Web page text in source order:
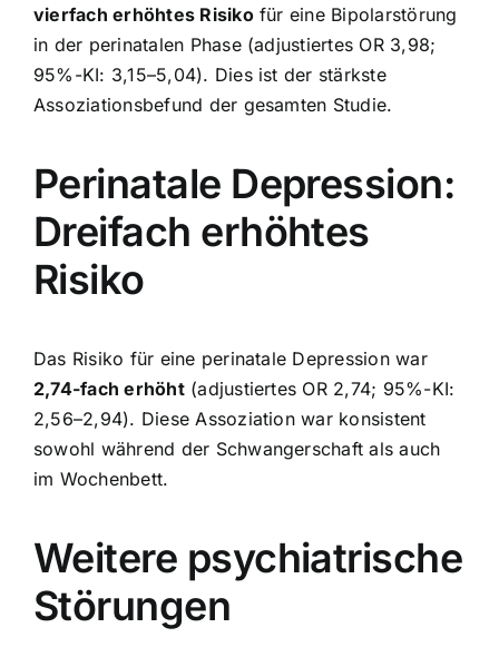
vierfach erhöhtes Risikofür eine Bipolarstörung
in der perinatalen Phase (adjustiertes OR 3,98;
95%-KI: 3,15–5,04). Dies ist der stärkste
Assoziationsbefund der gesamten Studie.
Perinatale Depression:
Dreifach erhöhtes
Risiko
Das Risiko für eine perinatale Depression war
2,74-fach erhöht(adjustiertes OR 2,74; 95%-KI:
2,56–2,94). Diese Assoziation war konsistent
sowohl während der Schwangerschaft als auch
im Wochenbett.
Weitere psychiatrische
Störungen